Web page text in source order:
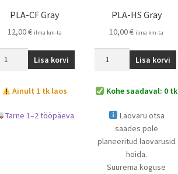
PLA-CF Gray
12,00€ ilma km-ta
Lisa korvi
Ainult 1 tk laos
Tarne 1–2 tööpäeva
PLA-HS Gray
10,00€ ilma km-ta
Lisa korvi
Kohe saadaval: 0 tk
Laovaru otsa
saades pole
planeeritud laovarusid
hoida.
Suurema koguse